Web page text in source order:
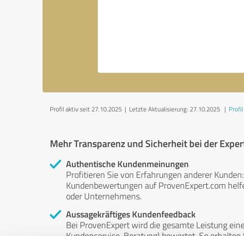
Profil aktiv seit 27.10.2025 | Letzte Aktualisierung: 27.10.2025 |
Mehr Transparenz und Sicherheit bei der
Authentische Kundenmeinungen
Profitieren Sie von Erfahrungen anderer
Kundenbewertungen auf ProvenExpert.com
oder Unternehmens.
Aussagekräftiges Kundenfeedback
Bei ProvenExpert wird die gesamte Leistung